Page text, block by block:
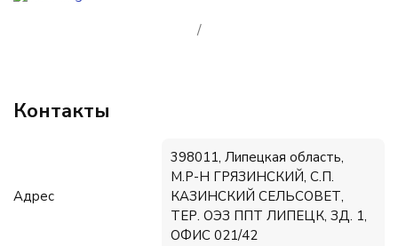
/
Контакты
Адрес
398011, Липецкая область,
М.Р-Н ГРЯЗИНСКИЙ, С.П.
КАЗИНСКИЙ СЕЛЬСОВЕТ,
ТЕР. ОЭЗ ППТ ЛИПЕЦК, ЗД. 1,
ОФИС 021/42